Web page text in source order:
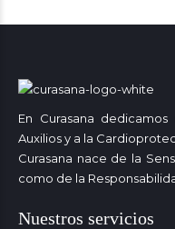
En Curasana
Auxilios y a la
Curasana nace de la
como de la
Nuestros servicios